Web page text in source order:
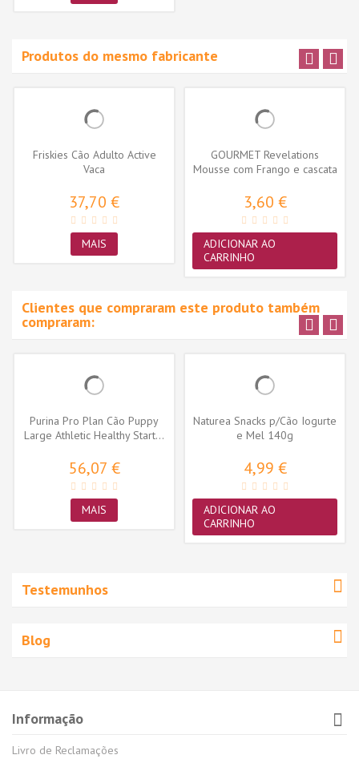
Produtos do mesmo fabricante
Friskies Cão Adulto Active
Vaca
37,70 €
MAIS
GOURMET Revelations
Mousse com Frango e cascata
3,60 €
ADICIONAR AO
CARRINHO
Clientes que compraram este produto também
compraram:
Purina Pro Plan Cão Puppy
Large Athletic Healthy Start...
56,07 €
MAIS
Naturea Snacks p/Cão Iogurte
e Mel 140g
4,99 €
ADICIONAR AO
CARRINHO
Testemunhos
Blog
Informação
Livro de Reclamações